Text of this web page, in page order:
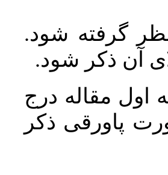
گرفته شود.
آن ذکر شود.
مقاله درج
پاورقی ذکر